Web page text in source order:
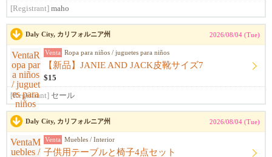
[Registrant] maho
Daly City, カリフォルニア州 2026/08/04 (Tue)
Venta Ropa para niños / juguetes para niños
【新品】JANIE AND JACK皮靴サイズ7
$15
[Registrant] セール
Daly City, カリフォルニア州 2026/08/04 (Tue)
Venta Muebles / Interior
子供用テーブルと椅子4点セット